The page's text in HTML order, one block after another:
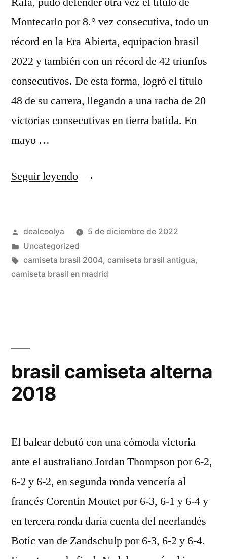
Montecarlo por 8.° vez consecutiva, todo un
récord en la Era Abierta, equipacion brasil
2022 y también con un récord de 42 triunfos
consecutivos. De esta forma, logró el título
48 de su carrera, llegando a una racha de 20
victorias consecutivas en tierra batida. En
mayo …
Seguir leyendo«hacer
brasil»
Publicado
por
dealcoolya
5 de diciembre de 2022
Publicado
en
Uncategorized
Etiquetas:
camiseta brasil 2004, camiseta brasil antigua,
camiseta brasil en madrid
brasil camiseta alterna
2018
El balear debutó con una cómoda victoria
ante el australiano Jordan Thompson por 6-2,
6-2 y 6-2, en segunda ronda vencería al
francés Corentin Moutet por 6-3, 6-1 y 6-4 y
en tercera ronda daría cuenta del neerlandés
Botic van de Zandschulp por 6-3, 6-2 y 6-4.